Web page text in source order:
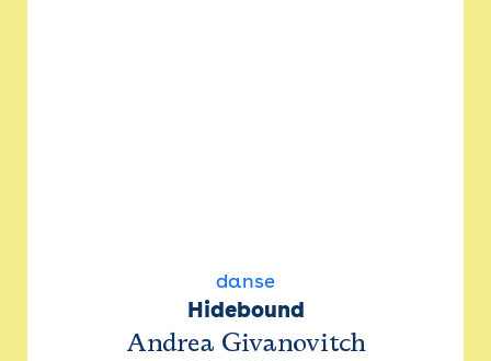
danse
Hidebound
Andrea Givanovitch